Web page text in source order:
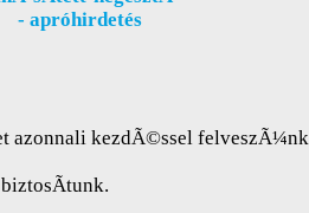
- apróhirdetés
azonnali kezdÃ©ssel felveszÃ¼nk